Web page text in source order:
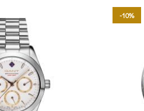
-10%